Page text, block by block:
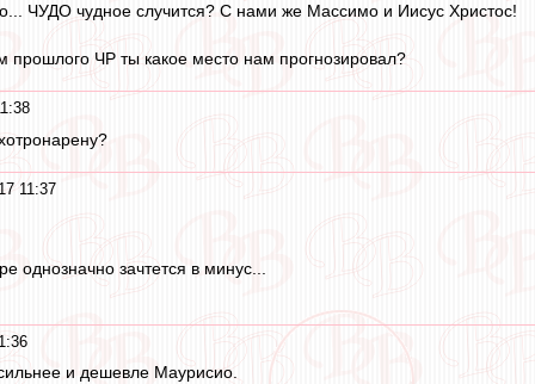
ЧУДО чудное случится? С нами же Массимо и Иисус Христос!
ЧР ты какое место нам прогнозировал?
11:37
однозначно зачтется в минус...
и дешевле Маурисио.